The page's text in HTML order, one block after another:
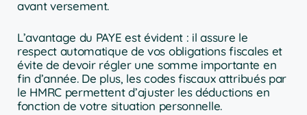
avant versement.
L’avantage du PAYE est évident : il assure le
respect automatique de vos obligations fiscales et
évite de devoir régler une somme importante en
fin d’année. De plus, les codes fiscaux attribués par
le HMRC permettent d’ajuster les déductions en
fonction de votre situation personnelle.